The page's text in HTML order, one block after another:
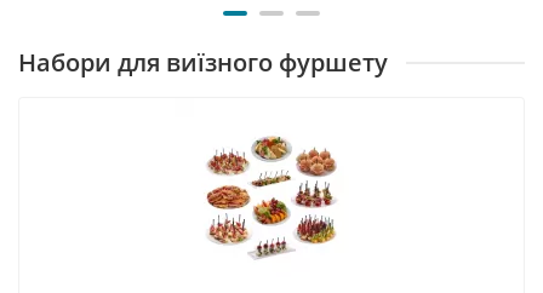
Набори для виїзного фуршету